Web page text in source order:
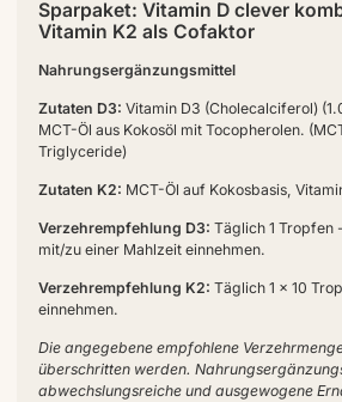
Sparpaket: Vitamin D clever
Vitamin K2 als Cofaktor
Nahrungsergänzungsmittel
Zutaten D3: Vitamin D3 (Cholecalciferol)
MCT-Öl aus Kokosöl mit Tocopherolen.
Triglyceride)
Zutaten K2: MCT-Öl auf Kokosbasis,
Verzehrempfehlung D3: Täglich 1 Tropfen
mit/zu einer Mahlzeit einnehmen.
Verzehrempfehlung K2: Täglich 1 x 10
einnehmen.
Die angegebene empfohlene
überschritten werden.
abwechslungsreiche und ausgewogene